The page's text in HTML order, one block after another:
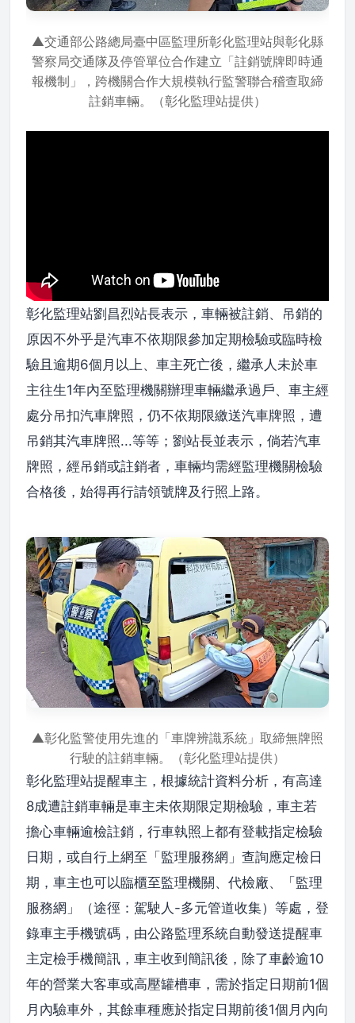
▲交通部公路總局臺中區監理所彰化監理站與彰化縣
警察局交通隊及停管單位合作建立「註銷號牌即時通
報機制」，跨機關合作大規模執行監警聯合稽查取締
註銷車輛。（彰化監理站提供）
彰化監理站劉昌烈站長表示，車輛被註銷、吊銷的
原因不外乎是汽車不依期限參加定期檢驗或臨時檢
驗且逾期6個月以上、車主死亡後，繼承人未於車
主往生1年內至監理機關辦理車輛繼承過戶、車主經
處分吊扣汽車牌照，仍不依期限繳送汽車牌照，遭
吊銷其汽車牌照...等等；劉站長並表示，倘若汽車
牌照，經吊銷或註銷者，車輛均需經監理機關檢驗
合格後，始得再行請領號牌及行照上路。
▲彰化監警使用先進的「車牌辨識系統」取締無牌照
行駛的註銷車輛。（彰化監理站提供）
彰化監理站提醒車主，根據統計資料分析，有高達
8成遭註銷車輛是車主未依期限定期檢驗，車主若
擔心車輛逾檢註銷，行車執照上都有登載指定檢驗
日期，或自行上網至「監理服務網」查詢應定檢日
期，車主也可以臨櫃至監理機關、代檢廠、「監理
服務網」（途徑：駕駛人-多元管道收集）等處，登
錄車主手機號碼，由公路監理系統自動發送提醒車
主定檢手機簡訊，車主收到簡訊後，除了車齡逾10
年的營業大客車或高壓罐槽車，需於指定日期前1個
月內驗車外，其餘車種應於指定日期前後1個月內向